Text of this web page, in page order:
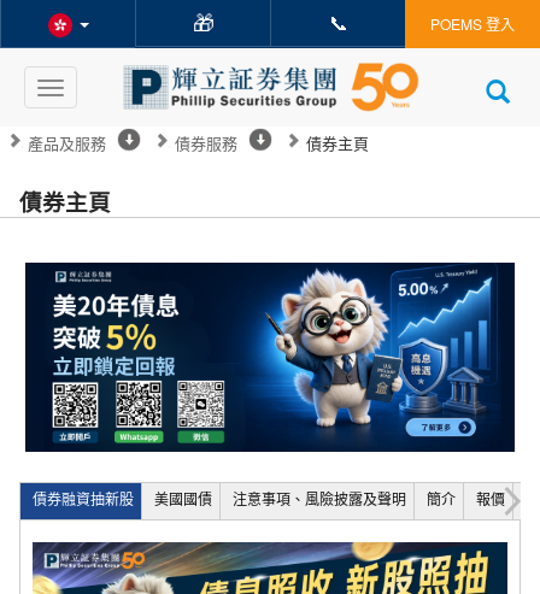
🎁 📞 POEMS 登入
Toggle
navigation
產品及服務 債券服務 債券主頁
債券主頁
債券融資抽新股 美國國債 注意事項、風險披露及聲明 簡介 報價